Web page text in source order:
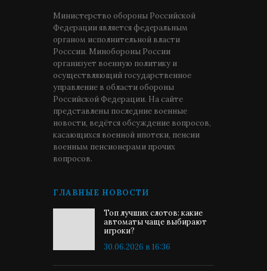
Министерство обороны Российской
Федерации является федеральным
органом исполнительной власти
Росссии. Минобороны России
организует военную политику и
осуществляющий государственное
управление в области обороны
Российской Федерации. На сайте
представлены последние военные
новости, ведётся обсуждение вопросов,
касающихся военной ипотеки, пенсии
военным пенсионерами прочих
вопросов.
ГЛАВНЫЕ НОВОСТИ
Топ лучших слотов: какие
автоматы чаще выбирают
игроки?
30.06.2026 в 16:36